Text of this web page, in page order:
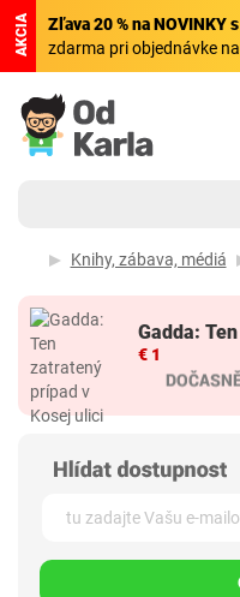
AKCIA Zľava 20 % na NOVINKY
zdarma pri objednávke
Knihy, zábava, médiá
Gadda:
€ 1